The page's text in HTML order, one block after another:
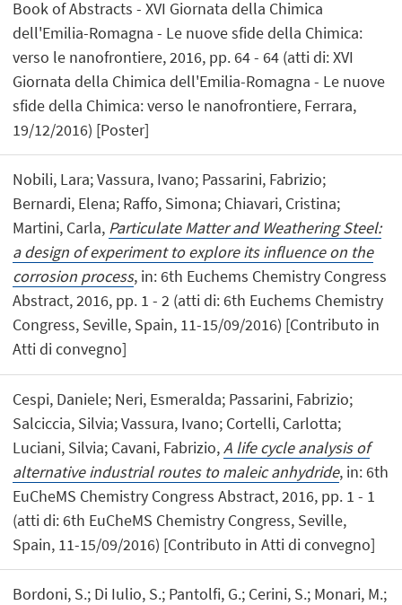
Book of Abstracts - XVI Giornata della Chimica
dell'Emilia-Romagna - Le nuove sfide della Chimica:
verso le nanofrontiere, 2016, pp. 64 - 64 (atti di: XVI
Giornata della Chimica dell'Emilia-Romagna - Le nuove
sfide della Chimica: verso le nanofrontiere, Ferrara,
19/12/2016) [Poster]
Nobili, Lara; Vassura, Ivano; Passarini, Fabrizio;
Bernardi, Elena; Raffo, Simona; Chiavari, Cristina;
Martini, Carla, Particulate Matter and Weathering Steel:
a design of experiment to explore its influence on the
corrosion process, in: 6th Euchems Chemistry Congress
Abstract, 2016, pp. 1 - 2 (atti di: 6th Euchems Chemistry
Congress, Seville, Spain, 11-15/09/2016) [Contributo in
Atti di convegno]
Cespi, Daniele; Neri, Esmeralda; Passarini, Fabrizio;
Salciccia, Silvia; Vassura, Ivano; Cortelli, Carlotta;
Luciani, Silvia; Cavani, Fabrizio,A life cycle analysis of
alternative industrial routes to maleic anhydride, in: 6th
EuCheMS Chemistry Congress Abstract, 2016, pp. 1 - 1
(atti di: 6th EuCheMS Chemistry Congress, Seville,
Spain, 11-15/09/2016) [Contributo in Atti di convegno]
Bordoni, S.; Di Iulio, S.; Pantolfi, G.; Cerini, S.; Monari, M.;